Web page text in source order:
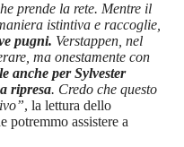
prende la rete. Mentre il
istintiva e raccoglie,
pugni. Verstappen, nel
ma onestamente con
anche per Sylvester
ripresa. Credo che questo
, la lettura dello
potremmo assistere a